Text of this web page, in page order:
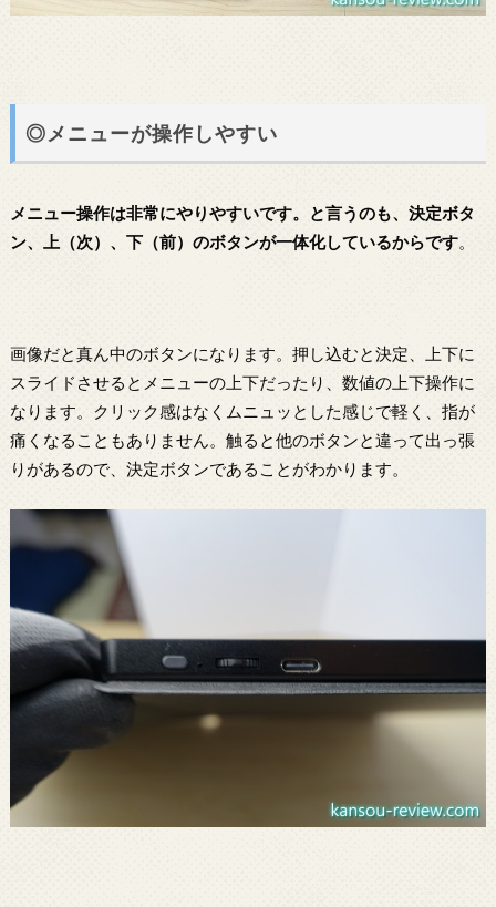
◎メニューが操作しやすい
メニュー操作は非常にやりやすいです。と言うのも、決定ボタ
ン、上（次）、下（前）のボタンが一体化しているからです。
画像だと真ん中のボタンになります。押し込むと決定、上下に
スライドさせるとメニューの上下だったり、数値の上下操作に
なります。クリック感はなくムニュッとした感じで軽く、指が
痛くなることもありません。触ると他のボタンと違って出っ張
りがあるので、決定ボタンであることがわかります。